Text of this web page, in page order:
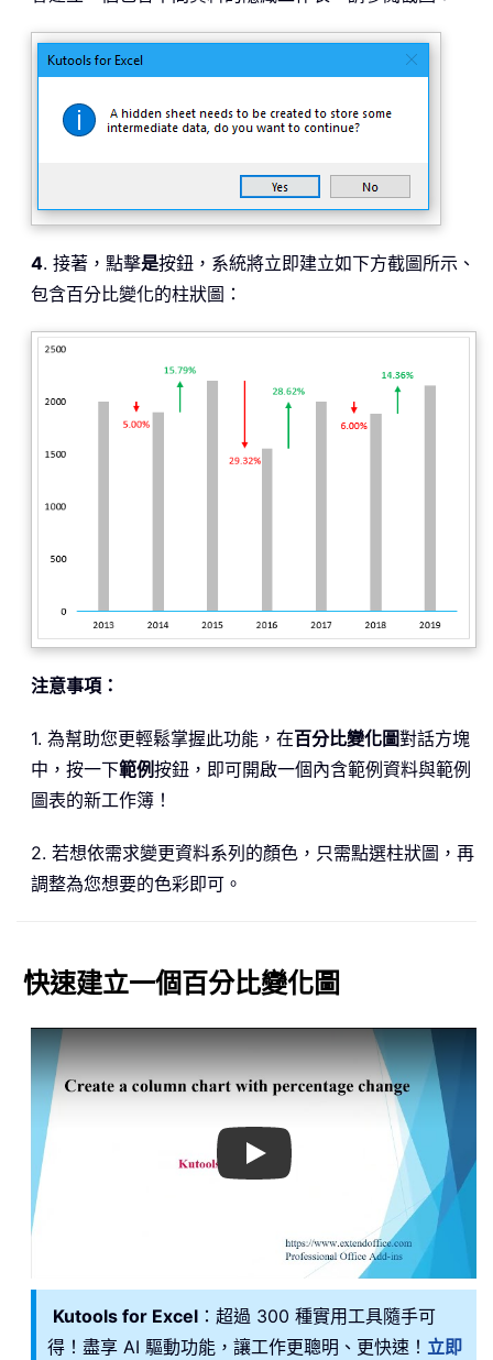
4. 接著，點擊是按鈕，系統將立即建立如下方截圖所示、
包含百分比變化的柱狀圖：
注意事項：
1. 為幫助您更輕鬆掌握此功能，在百分比變化圖對話方塊
中，按一下範例按鈕，即可開啟一個內含範例資料與範例
圖表的新工作簿！
2. 若想依需求變更資料系列的顏色，只需點選柱狀圖，再
調整為您想要的色彩即可。
快速建立一個百分比變化圖
Play
Kutools for Excel ：超過 300 種實用工具隨手可
得！盡享 AI 驅動功能，讓工作更聰明、更快速！ 立即